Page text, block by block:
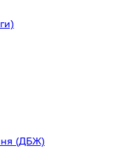
(ДБЖ)